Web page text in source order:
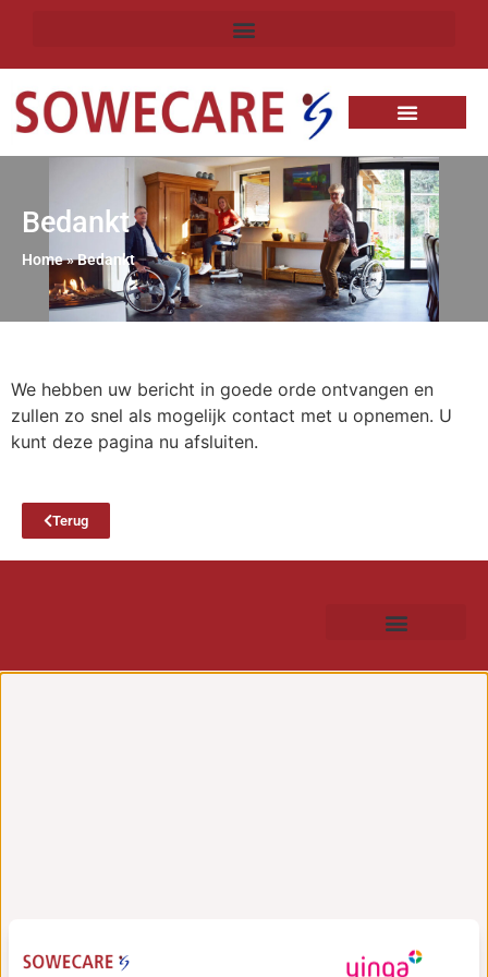
Bedankt
Home»Bedankt
We hebben uw bericht in goede orde ontvangen en
zullen zo snel als mogelijk contact met u opnemen. U
kunt deze pagina nu afsluiten.
Terug